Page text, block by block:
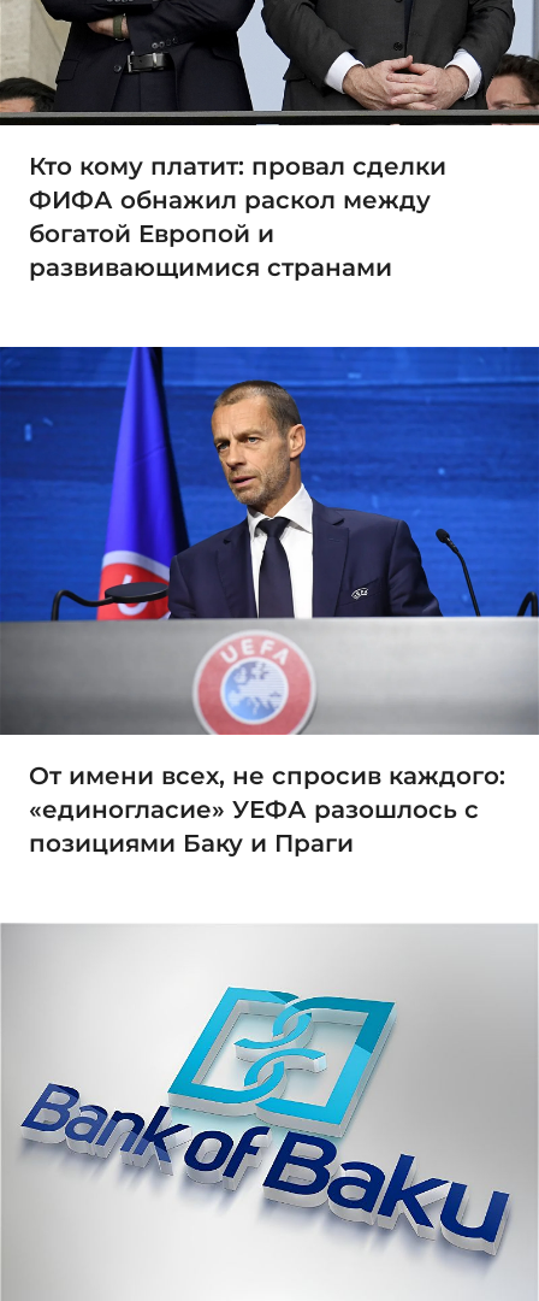
Кто кому платит: провал сделки
ФИФА обнажил раскол между
богатой Европой и
развивающимися странами
От имени всех, не спросив каждого:
«единогласие» УЕФА разошлось с
позициями Баку и Праги